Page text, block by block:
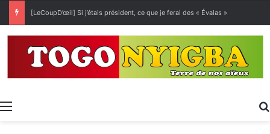
[LeCoupD’œil] Si j’étais président, ce que je ferai des « Évalas »
Menu